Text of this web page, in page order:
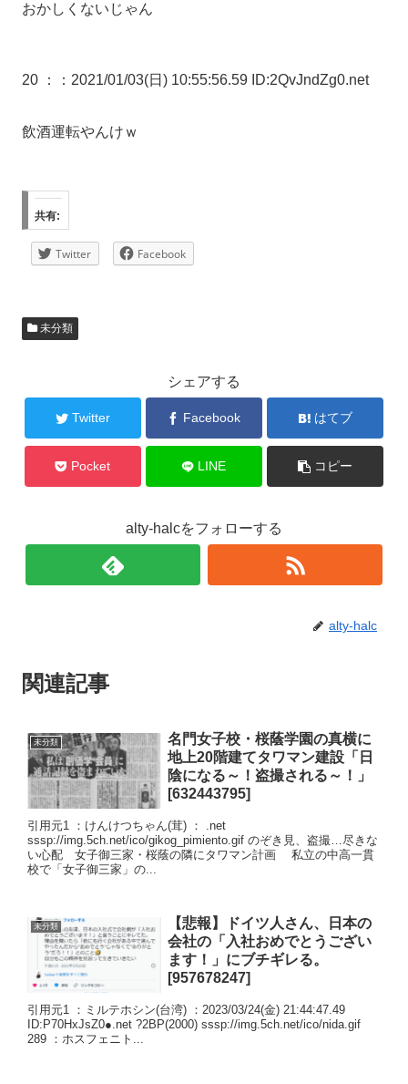
おかしくないじゃん
20 ： ：2021/01/03(日) 10:55:56.59 ID:2QvJndZg0.net
飲酒運転やんけｗ
共有:
Twitter Facebook
未分類
シェアする
Twitter Facebook はてブ
Pocket LINE コピー
alty-halcをフォローする
alty-halc
関連記事
未分類
名門女子校・桜蔭学園の真横に
地上20階建てタワマン建設「日
陰になる～！盗撮される～！」
[632443795]
引用元1 ：けんけつちゃん(茸) ： .net
sssp://img.5ch.net/ico/gikog_pimiento.gif のぞき見、盗撮…尽きな
い心配 女子御三家・桜蔭の隣にタワマン計画 私立の中高一貫
校で「女子御三家」の...
未分類
【悲報】ドイツ人さん、日本の
会社の「入社おめでとうござい
ます！」にブチギレる。
[957678247]
引用元1 ：ミルテホシン(台湾) ：2023/03/24(金) 21:44:47.49
ID:P70HxJsZ0●.net ?2BP(2000) sssp://img.5ch.net/ico/nida.gif
289 ：ホスフェニト...